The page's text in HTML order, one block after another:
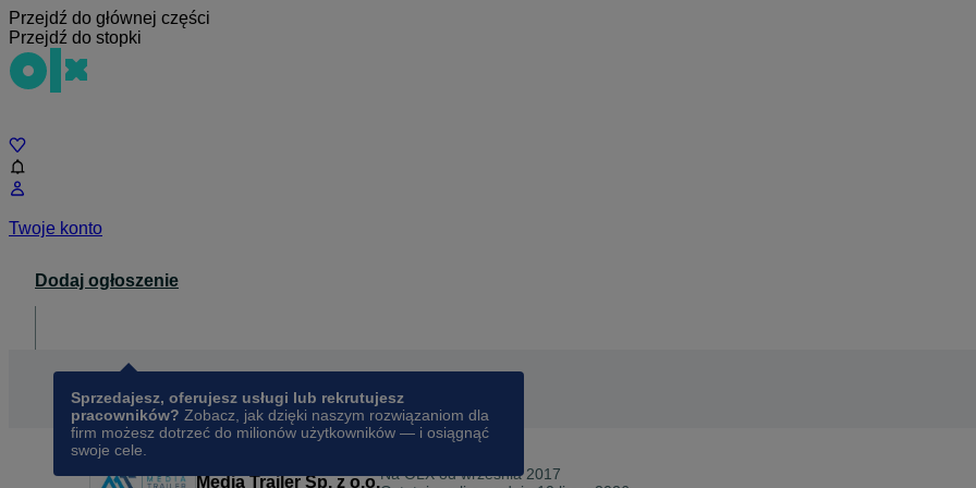
Przejdź do głównej części
Przejdź do stopki
Twoje konto
Dodaj ogłoszenie
Sprzedajesz, oferujesz usługi lub rekrutujesz
pracowników? Zobacz, jak dzięki naszym rozwiązaniom dla
firm możesz dotrzeć do milionów użytkowników — i osiągnąć
swoje cele.
Media Trailer Sp. z o.o.Na OLX odwrześnia 2017